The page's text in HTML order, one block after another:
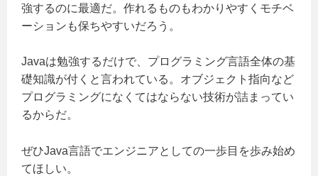
強するのに最適だ。作れるものもわかりやすくモチベ
ーションも保ちやすいだろう。
Javaは勉強するだけで、プログラミング言語全体の基
礎知識が付くと言われている。オブジェクト指向など
プログラミングになくてはならない技術が詰まってい
るからだ。
ぜひJava言語でエンジニアとしての一歩目を歩み始め
てほしい。